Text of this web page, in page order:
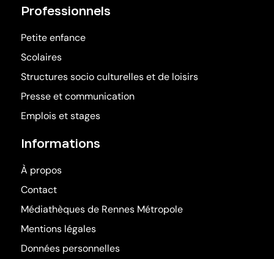
Professionnels
Petite enfance
Scolaires
Structures socio culturelles et de loisirs
Presse et communication
Emplois et stages
Informations
À propos
Contact
Médiathèques de Rennes Métropole(ouvre dans une
Mentions légales
Données personnelles